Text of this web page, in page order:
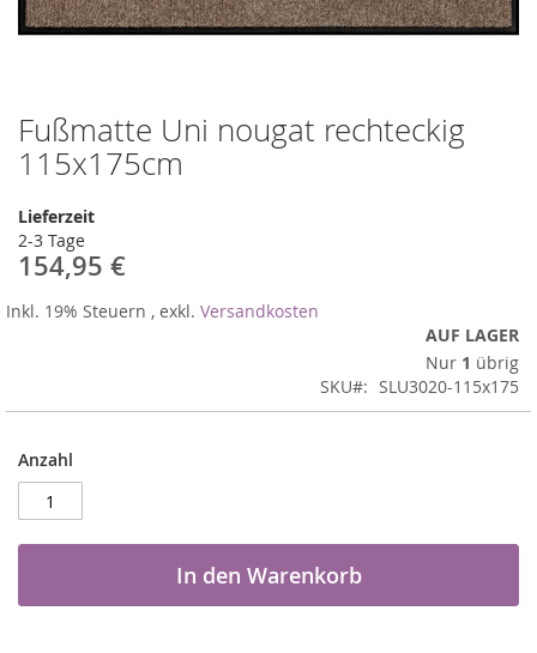
Fußmatte Uni nougat rechteckig
115x175cm
Lieferzeit
2-3 Tage
154,95 €
Inkl. 19% Steuern , exkl. Versandkosten
AUF LAGER
Nur 1 übrig
SKU
SLU3020-115x175
Anzahl
In den Warenkorb
Zum
Anfang
der
springen